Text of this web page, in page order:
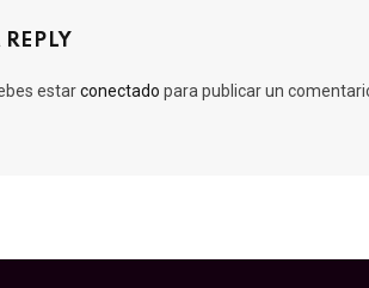
REPLY
estarconectado para publicar un